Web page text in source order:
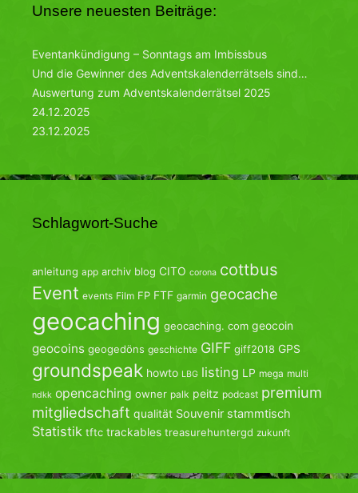
Unsere neuesten Beiträge:
Eventankündigung – Sonntags am Imbissbus
Und die Gewinner des Adventskalenderrätsels sind…
Auswertung zum Adventskalenderrätsel 2025
24.12.2025
23.12.2025
Schlagwort-Suche
anleitung app archiv blog CITO corona cottbus
Event events Film FP FTF garmin geocache
geocaching geocaching. com geocoin
geocoins geogedöns geschichte GIFF giff2018 GPS
groundspeak howto LBG listing LP mega multi
ndkk opencaching owner palk peitz podcast premium
mitgliedschaft qualität Souvenir stammtisch
Statistik tftc trackables treasurehuntergd zukunft